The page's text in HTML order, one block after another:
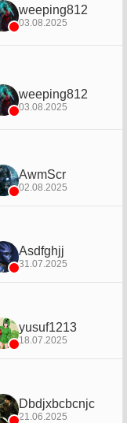
weeping812
03.08.2025
weeping812
03.08.2025
AwmScr
02.08.2025
Asdfghjj
31.07.2025
yusuf1213
18.07.2025
Dbdjxbcbcnjc
21.06.2025